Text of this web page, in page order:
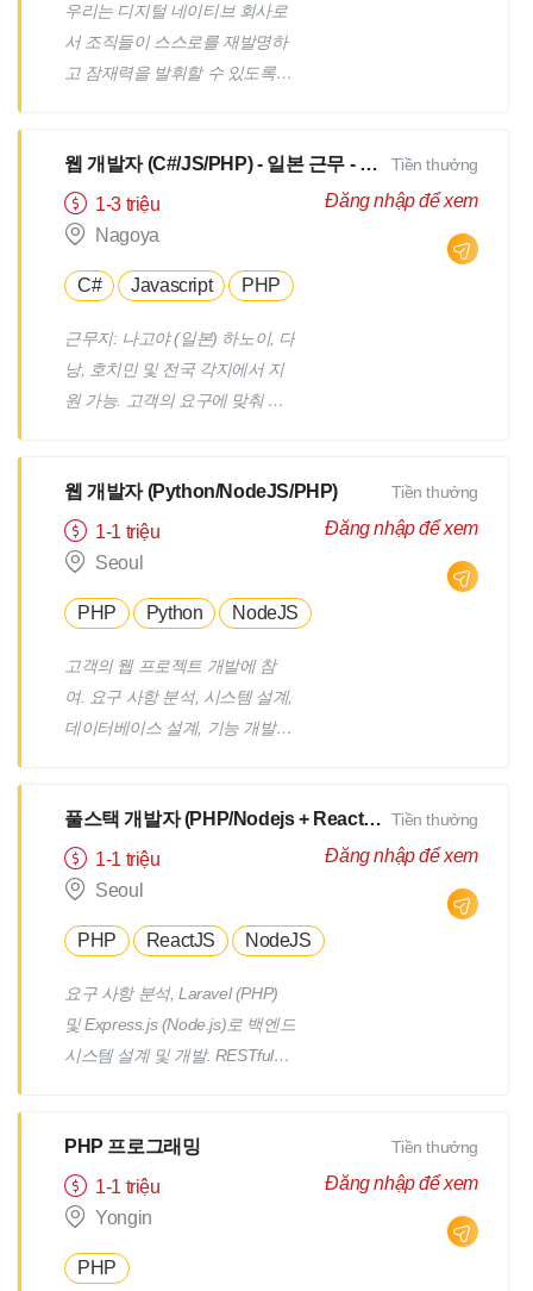
우리는 디지털 네이티브 회사로
서 조직들이 스스로를 재발명하
고 잠재력을 발휘할 수 있도록
곳입니다. Globant는 21년의 역
사를 가진 NYSE 상장 공기업으
로, 전 세계 33개국에서 29,000
니다. 우리는 데이터 및 AI 분야
행, 미디어 & 엔터테인먼트, 소매
업, 건강 등 다양한 산업을 위한
종합적인 엔드 투 엔드 솔루션을
문화를 향한 변화를 이루도록 촉
진합니다. 회사의 코딩 규약, 승
인된 디자인 및 디자인 표준에
따라 적절한 코딩, 코드 리뷰, 디
버깅, 버그 수정, 코드 테스트 및
유닛 테스트를 수행하며, 기타
관련 보조 활동을 진행합니다.
기술 문서(예: 요구 사항 문서, 기
에 참여합니다. 클라이언트, 동
료, 관리자와 명확하고 구조적인
방식으로 소통합니다. 합의된 팀
를 따르며, 프로젝트/릴리스/작
태를 상사에게 보고합니다. 배포
에 영향을 미치는 소프트웨어,
시스템, 하드웨어 고장을 진단합
웹 개발자 (C#/JS/PHP) - 일본 근무 - 일본어 N3 이상
1-3 triệu
Nagoya
C# Javascript PHP
근무지: 나고야 (일본) 하노이, 다
낭, 호치민 및 전국 각지에서 지
원 가능. 고객의 요구에 맞춰 웹
위한 ERP(기업 자원 관리),
PLM(제품 수명 주기 관리) 솔루
션 개발. 산업 자동화, 지능형 시
라인 시스템을 사용자 인터페이
발.
Tiền thưởng
Đăng nhập để xem
웹 개발자 (Python/NodeJS/PHP)
1-1 triệu
Seoul
PHP Python NodeJS
고객의 웹 프로젝트 개발에 참
여. 요구 사항 분석, 시스템 설계,
데이터베이스 설계, 기능 개발에
행, 관리 및 각 Sprint에 대한 작
업 보고. 팀원들에게 교육 지원,
지식 공유, 코드 리뷰 수행. 팀 빌
있을 경우). 프로젝트에 적용할
설정.
Tiền thưởng
Đăng nhập để xem
풀스택 개발자 (PHP/Nodejs + Reactjs)
1-1 triệu
Seoul
PHP ReactJS NodeJS
요구 사항 분석, Laravel (PHP)
및 Express.js (Node.js)로 백엔드
시스템 설계 및 개발. RESTful
프론트엔드 개발, UI/UX 최적화,
브라우저 성능 보장. 데이터베이
스 관리 및 최적화 (MySQL,
테스트 수행, 버그 수정 및 시스
Tiền thưởng
Đăng nhập để xem
PHP 프로그래밍
1-1 triệu
Yongin
PHP
Tiền thưởng
Đăng nhập để xem